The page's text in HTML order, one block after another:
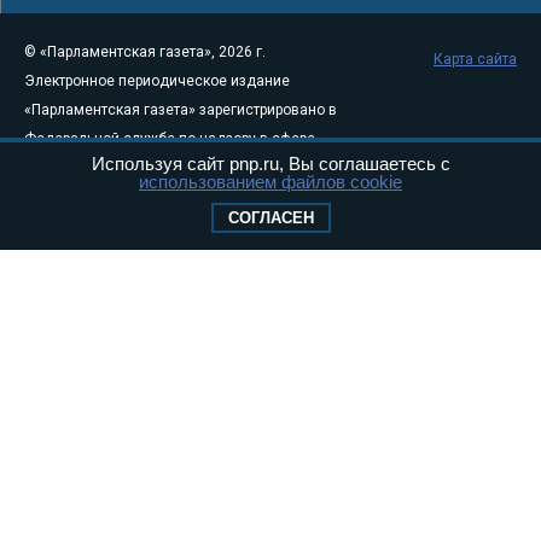
© «Парламентская газета», 2026 г.
Электронное периодическое издание
«Парламентская газета» зарегистрировано в
Федеральной службе по надзору в сфере
связи, информационных технологий и
массовых коммуникаций (Роскомнадзор) 05
Свидетельство о регистрации Эл № ФС77-
Карта сайта
Используя сайт pnp.ru, Вы соглашаетесь с
использованием файлов cookie
СОГЛАСЕН